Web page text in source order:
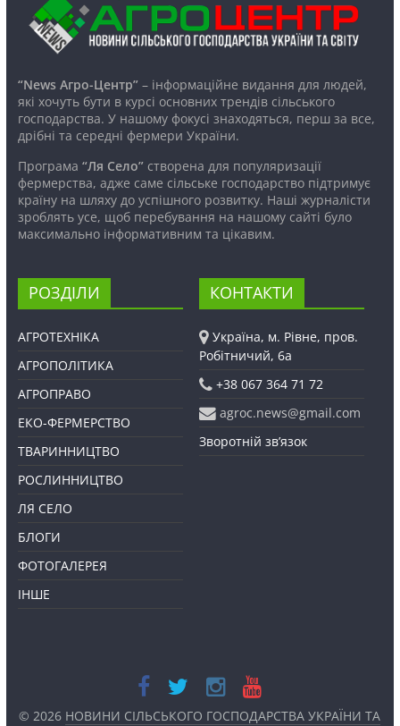
“News Агро-Центр”– інформаційне видання для людей,
які хочуть бути в курсі основних трендів сільського
господарства. У нашому фокусі знаходяться, перш за все,
дрібні та середні фермери України.
Програма “Ля Село”створена для популяризації
фермерства, адже саме сільське господарство підтримує
країну на шляху до успішного розвитку. Наші журналісти
зроблять усе, щоб перебування на нашому сайті було
максимально інформативним та цікавим.
РОЗДІЛИ
АГРОТЕХНІКА
АГРОПОЛІТИКА
АГРОПРАВО
ЕКО-ФЕРМЕРСТВО
ТВАРИННИЦТВО
РОСЛИННИЦТВО
ЛЯ СЕЛО
БЛОГИ
ФОТОГАЛЕРЕЯ
ІНШЕ
КОНТАКТИ
Україна, м. Рівне, пров.
Робітничий, 6а
+38 067 364 71 72
agroc.news@gmail.com
Зворотній зв’язок
© 2026 НОВИНИ СІЛЬСЬКОГО ГОСПОДАРСТВА УКРАЇНИ ТА